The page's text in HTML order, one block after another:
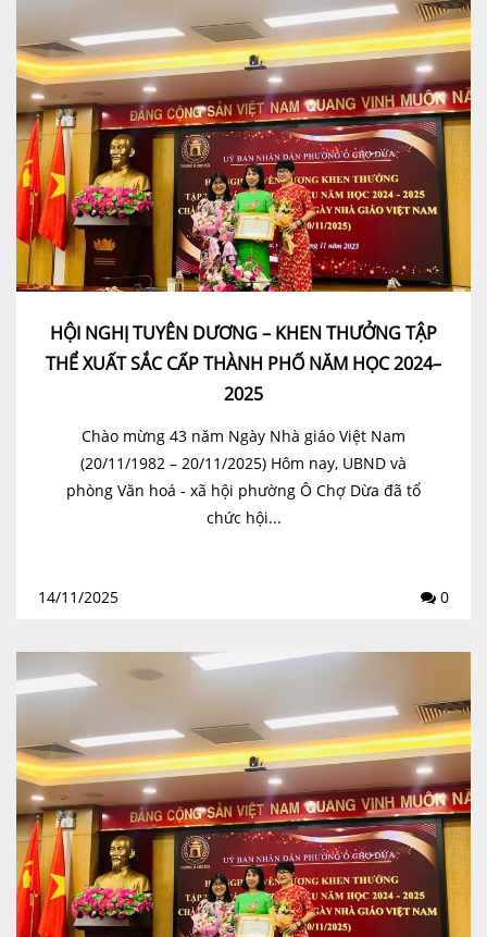
HỘI NGHỊ TUYÊN DƯƠNG – KHEN THƯỞNG TẬP
THỂ XUẤT SẮC CẤP THÀNH PHỐ NĂM HỌC 2024–
2025
Chào mừng 43 năm Ngày Nhà giáo Việt Nam
(20/11/1982 – 20/11/2025) Hôm nay, UBND và
phòng Văn hoá - xã hội phường Ô Chợ Dừa đã tổ
chức hội...
14/11/2025 0